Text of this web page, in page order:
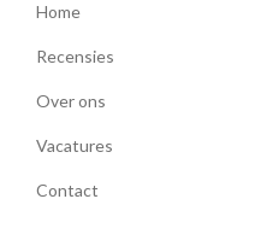
Home
Recensies
Over ons
Vacatures
Contact